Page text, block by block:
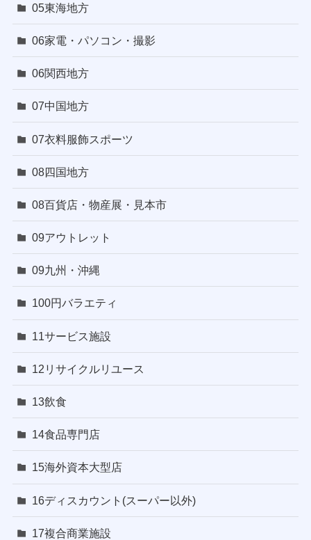
05東海地方
06家電・パソコン・撮影
06関西地方
07中国地方
07衣料服飾スポーツ
08四国地方
08百貨店・物産展・見本市
09アウトレット
09九州・沖縄
100円バラエティ
11サービス施設
12リサイクルリユース
13飲食
14食品専門店
15海外資本大型店
16ディスカウント(スーパー以外)
17複合商業施設